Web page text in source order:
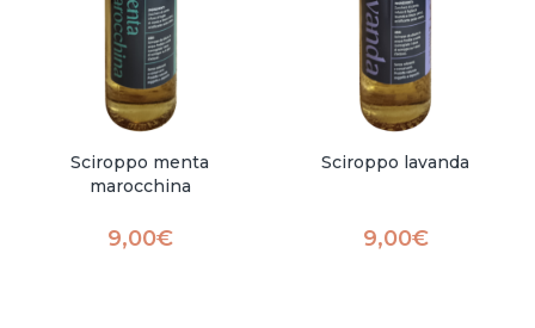
Sciroppo menta
marocchina
9,00€
Sciroppo lavanda
9,00€